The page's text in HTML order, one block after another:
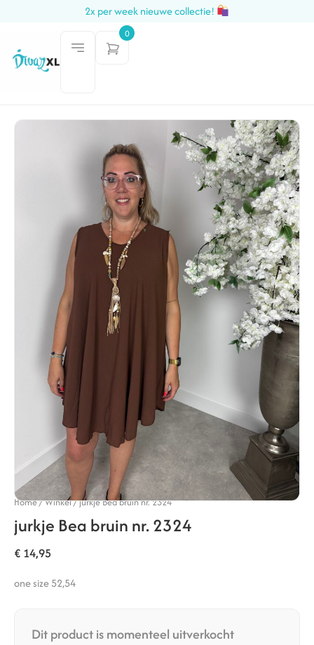
2x per week nieuwe collectie!
0
Home/Winkel/jurkje Bea bruin nr. 2324
jurkje Bea bruin nr. 2324
€ 14,95
one size 52,54
Dit product is momenteel uitverkocht